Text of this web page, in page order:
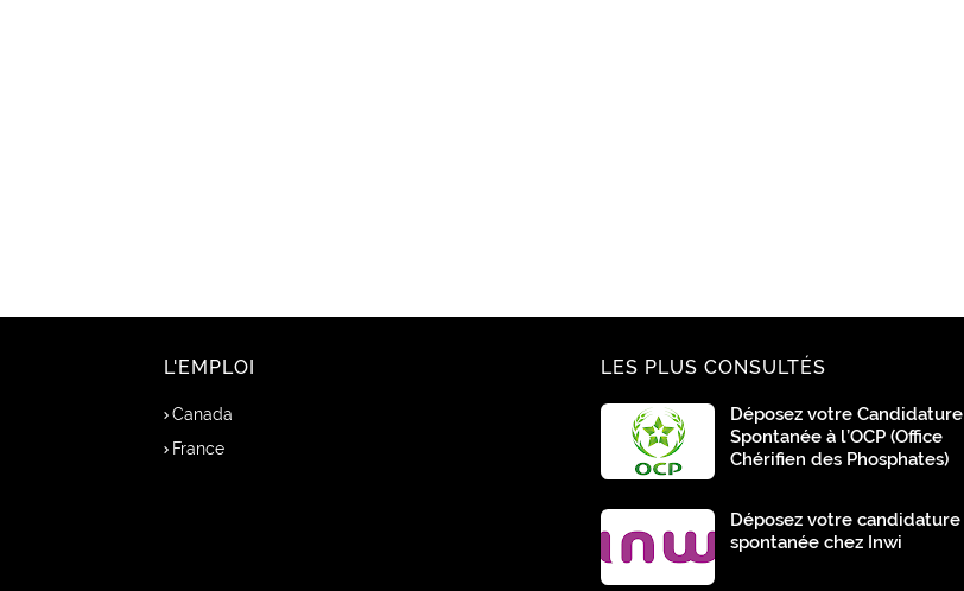
L'EMPLOI
Canada
France
LES PLUS CONSULTÉS
Déposez votre Candidature
Spontanée à l’OCP (Office
Chérifien des Phosphates)
Déposez votre candidature
spontanée chez Inwi